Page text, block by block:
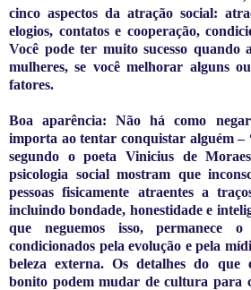
cinco aspectos da atração social:
elogios, contatos e cooperação,
Você pode ter muito sucesso
mulheres, se você melhorar alguns
fatores.
Boa aparência: Não há como
importa ao tentar conquistar alguém –
segundo o poeta Vinicius de
psicologia social mostram que
pessoas fisicamente atraentes a
incluindo bondade, honestidade e
que neguemos isso, permanece
condicionados pela evolução e pela
beleza externa. Os detalhes do que
bonito podem mudar de cultura para